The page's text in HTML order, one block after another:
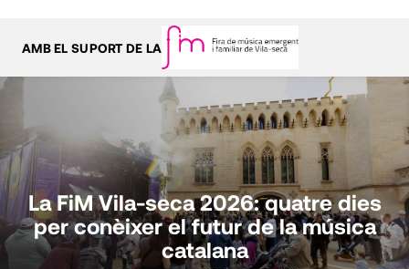
AMB EL SUPORT DE LA
La FiM Vila-seca 2026: quatre dies
per conèixer el futur de la música
catalana